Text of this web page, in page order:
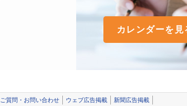
カレンダーを見
ご質問・お問い合わせ ウェブ広告掲載 新聞広告掲載